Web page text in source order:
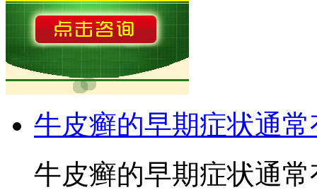
牛皮癣的早期症状通常
牛皮癣的早期症状通